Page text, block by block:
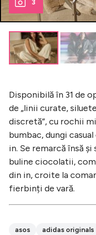
3
Disponibilă în 31 de
de „linii curate,
discretă”, cu rochii
bumbac, dungi
in. Se remarcă însă
buline ciocolatii,
din in, croite la
fierbinți de vară.
asos adidas originals